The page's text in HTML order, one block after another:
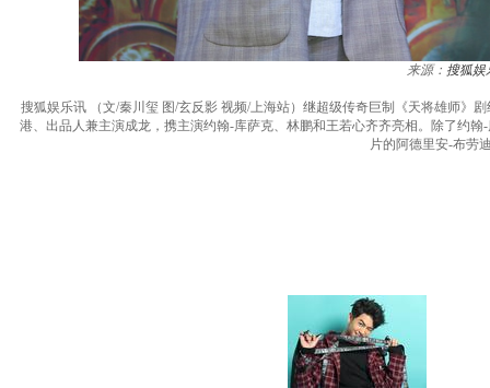
来源： 搜狐娱
搜狐娱乐讯 （文/秦川玺 图/玄反影 视频/上海站）继超级传奇巨制《天将雄师》
港、出品人兼主演成龙，携主演约翰-库萨克、林鹏和王若心齐齐亮相。除了约
片的阿德里安-布劳